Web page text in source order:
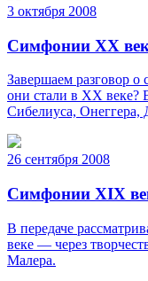
3 октября 2008
Симфонии XX
Завершаем разговор
они стали в XX
Сибелиуса,
26 сентября 2008
Симфонии XIX
В передаче
веке — через
Малера.